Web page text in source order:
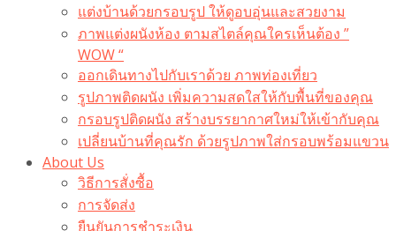
แต่งบ้านด้วยกรอบรูป ให้ดูอบอุ่นและสวยงาม
ภาพแต่งผนังห้อง ตามสไตล์คุณใครเห็นต้อง ”
WOW “
ออกเดินทางไปกับเราด้วย ภาพท่องเที่ยว
รูปภาพติดผนัง เพิ่มความสดใสให้กับพื้นที่ของคุณ
กรอบรูปติดผนัง สร้างบรรยากาศใหม่ให้เข้ากับคุณ
เปลี่ยนบ้านที่คุณรัก ด้วยรูปภาพใส่กรอบพร้อมแขวน​
About Us
วิธีการสั่งซื้อ
การจัดส่ง
ยืนยันการชำระเงิน